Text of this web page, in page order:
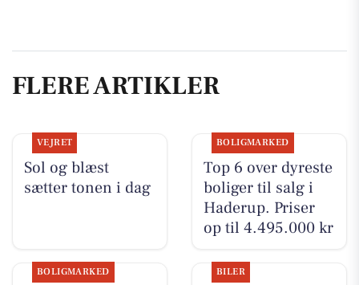
FLERE ARTIKLER
VEJRET
Sol og blæst
sætter tonen i dag
BOLIGMARKED
Top 6 over dyreste
boliger til salg i
Haderup. Priser
op til 4.495.000 kr
BOLIGMARKED BILER